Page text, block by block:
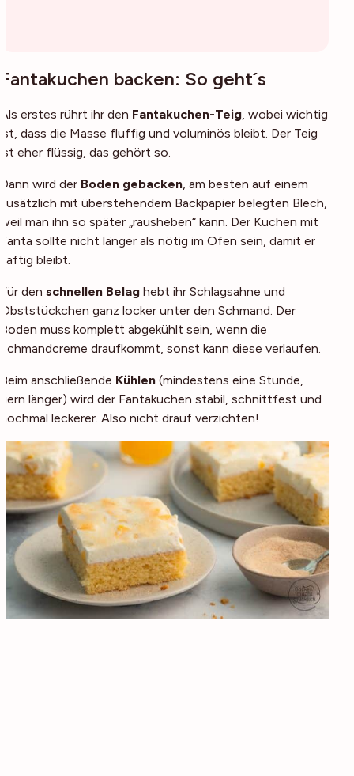
Fantakuchen backen: So geht´s
Als erstes rührt ihr den Fantakuchen-Teig, wobei wichtig
ist, dass die Masse fluffig und voluminös bleibt. Der Teig
ist eher flüssig, das gehört so.
Dann wird der Boden gebacken, am besten auf einem
zusätzlich mit überstehendem Backpapier belegten Blech,
weil man ihn so später „rausheben“ kann. Der Kuchen mit
Fanta sollte nicht länger als nötig im Ofen sein, damit er
saftig bleibt.
Für den schnellen Belag hebt ihr Schlagsahne und
Obststückchen ganz locker unter den Schmand. Der
Boden muss komplett abgekühlt sein, wenn die
Schmandcreme draufkommt, sonst kann diese verlaufen.
Beim anschließende Kühlen (mindestens eine Stunde,
gern länger) wird der Fantakuchen stabil, schnittfest und
nochmal leckerer. Also nicht drauf verzichten!